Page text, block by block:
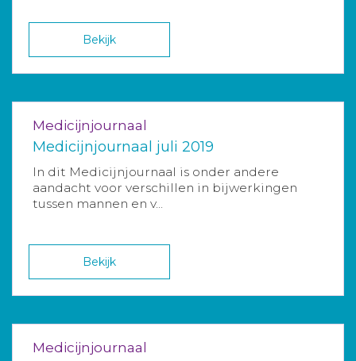
Bekijk
Medicijnjournaal
Medicijnjournaal juli 2019
In dit Medicijnjournaal is onder andere
aandacht voor verschillen in bijwerkingen
tussen mannen en v...
Bekijk
Medicijnjournaal